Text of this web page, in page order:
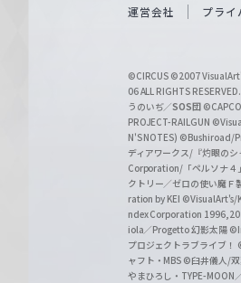
i
c
h
w
a
r
z
運営会社 プライ
©CIRCUS ©2007
06 ALL RIGHTS RESERVED.
うのいぢ／SOS団
PROJECT-RAILGUN
N'S NOTES) ©Bushiroad/
ディアワークス/『灼眼の
Corporation/「ペルソナ４
クトリー／ゼロの使い魔Ｆ
ration by KEI ©VisualArt's/
ndex Corporation
iola／Progetto 幻影太陽
プロジェクトラブライブ！
ャフト・MBS ©臼井儀人/双
やまひろし・TYPE-MOON